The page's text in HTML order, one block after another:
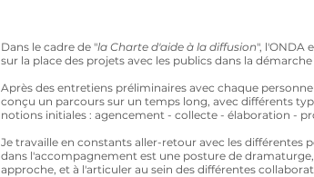
Dans le cadre de "la Charte d'aide à la diffusion", l'ONDA
sur la place des projets avec les publics dans la
Après des entretiens préliminaires avec chaque
conçu un parcours sur un temps long, avec différents
notions initiales : agencement - collecte - élaboration -
Je travaille en constants aller-retour avec les différentes
dans l'accompagnement est une posture de
approche, et à l'articuler au sein des différentes